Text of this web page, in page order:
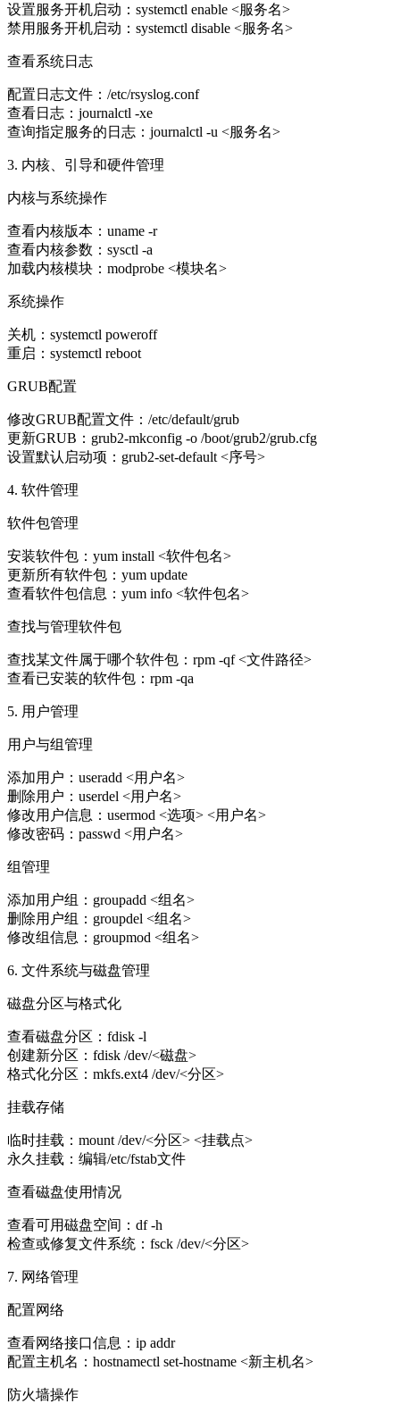
设置服务开机启动：systemctl enable <服务名>
禁用服务开机启动：systemctl disable <服务名>
查看系统日志
配置日志文件：/etc/rsyslog.conf
查看日志：journalctl -xe
查询指定服务的日志：journalctl -u <服务名>
3. 内核、引导和硬件管理
内核与系统操作
查看内核版本：uname -r
查看内核参数：sysctl -a
加载内核模块：modprobe <模块名>
系统操作
关机：systemctl poweroff
重启：systemctl reboot
GRUB配置
修改GRUB配置文件：/etc/default/grub
更新GRUB：grub2-mkconfig -o /boot/grub2/grub.cfg
设置默认启动项：grub2-set-default <序号>
4. 软件管理
软件包管理
安装软件包：yum install <软件包名>
更新所有软件包：yum update
查看软件包信息：yum info <软件包名>
查找与管理软件包
查找某文件属于哪个软件包：rpm -qf <文件路径>
查看已安装的软件包：rpm -qa
5. 用户管理
用户与组管理
添加用户：useradd <用户名>
删除用户：userdel <用户名>
修改用户信息：usermod <选项> <用户名>
修改密码：passwd <用户名>
组管理
添加用户组：groupadd <组名>
删除用户组：groupdel <组名>
修改组信息：groupmod <组名>
6. 文件系统与磁盘管理
磁盘分区与格式化
查看磁盘分区：fdisk -l
创建新分区：fdisk /dev/<磁盘>
格式化分区：mkfs.ext4 /dev/<分区>
挂载存储
临时挂载：mount /dev/<分区> <挂载点>
永久挂载：编辑/etc/fstab文件
查看磁盘使用情况
查看可用磁盘空间：df -h
检查或修复文件系统：fsck /dev/<分区>
7. 网络管理
配置网络
查看网络接口信息：ip addr
配置主机名：hostnamectl set-hostname <新主机名>
防火墙操作